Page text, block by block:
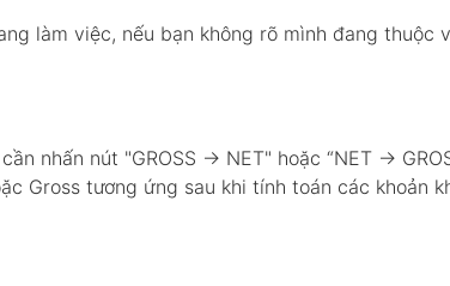
làm việc, nếu bạn không rõ mình đang thuộc
nhấn nút "GROSS → NET" hoặc “NET →
Gross tương ứng sau khi tính toán các khoản